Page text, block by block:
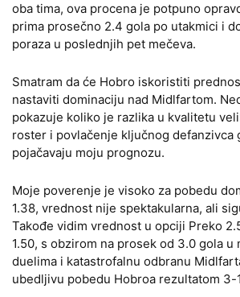
oba tima, ova procena je potpuno
prima prosečno 2.4 gola po utakmici i
poraza u poslednjih pet mečeva.
Smatram da će Hobro iskoristiti
nastaviti dominaciju nad Midlfartom.
pokazuje koliko je razlika u kvalitetu
roster i povlačenje ključnog defanzivca
pojačavaju moju prognozu.
Moje poverenje je visoko za pobedu
1.38, vrednost nije spektakularna, ali
Takođe vidim vrednost u opciji Preko
1.50, s obzirom na prosek od 3.0 gola u
duelima i katastrofalnu odbranu
ubedljivu pobedu Hobroa rezultatom 3-